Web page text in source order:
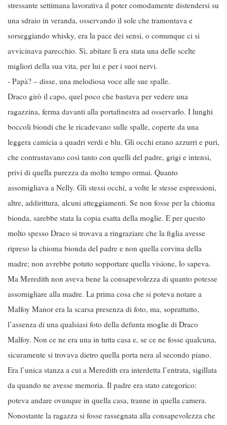
stressante settimana lavorativa il poter comodamente distendersi su
una sdraio in veranda, osservando il sole che tramontava e
sorseggiando whisky, era la pace dei sensi, o comunque ci si
avvicinava parecchio. Sì, abitare lì era stata una delle scelte
migliori della sua vita, per lui e per i suoi nervi.
- Papà? – disse, una melodiosa voce alle sue spalle.
Draco girò il capo, quel poco che bastava per vedere una
ragazzina, ferma davanti alla portafinestra ad osservarlo. I lunghi
boccoli biondi che le ricadevano sulle spalle, coperte da una
leggera camicia a quadri verdi e blu. Gli occhi erano azzurri e puri,
che contrastavano così tanto con quelli del padre, grigi e intensi,
privi di quella purezza da molto tempo ormai. Quanto
assomigliava a Nelly. Gli stessi occhi, a volte le stesse espressioni,
altre, addirittura, alcuni atteggiamenti. Se non fosse per la chioma
bionda, sarebbe stata la copia esatta della moglie. E per questo
molto spesso Draco si trovava a ringraziare che la figlia avesse
ripreso la chioma bionda del padre e non quella corvina della
madre; non avrebbe potuto sopportare quella visione, lo sapeva.
Ma Meredith non aveva bene la consapevolezza di quanto potesse
assomigliare alla madre. La prima cosa che si poteva notare a
Malfoy Manor era la scarsa presenza di foto, ma, soprattutto,
l’assenza di una qualsiasi foto della defunta moglie di Draco
Malfoy. Non ce ne era una in tutta casa e, se ce ne fosse qualcuna,
sicuramente si trovava dietro quella porta nera al secondo piano.
Era l’unica stanza a cui a Meredith era interdetta l’entrata, sigillata
da quando ne avesse memoria. Il padre era stato categorico:
poteva andare ovunque in quella casa, tranne in quella camera.
Nonostante la ragazza si fosse rassegnata alla consapevolezza che